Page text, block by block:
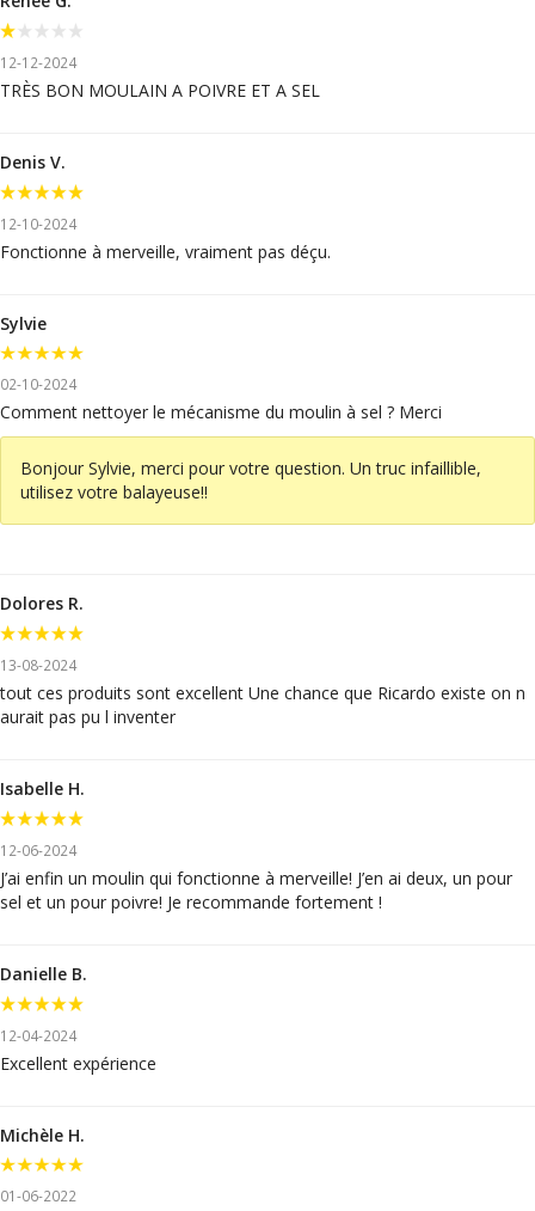
12-12-2024
TRÈS BON MOULAIN A POIVRE ET A SEL
Denis V.
12-10-2024
Fonctionne à merveille, vraiment pas déçu.
Sylvie
02-10-2024
Comment nettoyer le mécanisme du moulin à sel ? Merci
Bonjour Sylvie, merci pour votre question. Un truc infaillible,
utilisez votre balayeuse!!
Dolores R.
13-08-2024
tout ces produits sont excellent Une chance que Ricardo existe on n
aurait pas pu l inventer
Isabelle H.
12-06-2024
J’ai enfin un moulin qui fonctionne à merveille! J’en ai deux, un pour
sel et un pour poivre! Je recommande fortement !
Danielle B.
12-04-2024
Excellent expérience
Michèle H.
01-06-2022